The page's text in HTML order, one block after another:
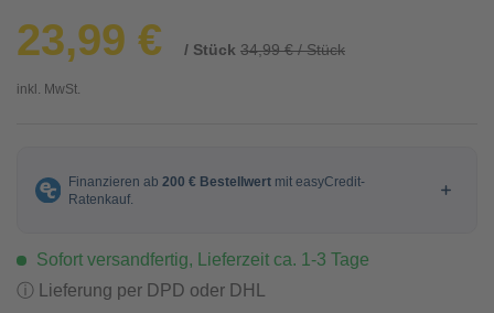
23,99 € / Stück 34,99 € / Stück
inkl. MwSt.
Sofort versandfertig, Lieferzeit ca. 1-3 Tage
ⓘ Lieferung per DPD oder DHL